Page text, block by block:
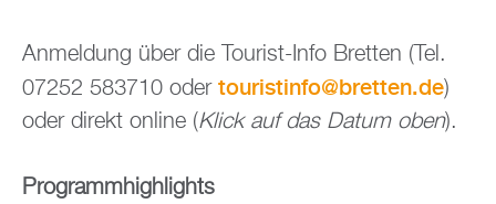
An­mel­dung über die Tou­rist-Info Brett­en (Tel.
07252 583710 oder tou­rist­in­fo@​bretten.​de)
oder di­rekt on­line (Klick auf das Datum oben).
Pro­gramm­high­lights